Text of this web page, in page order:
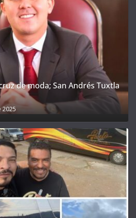
de moda; San Andrés Tuxtla
2025